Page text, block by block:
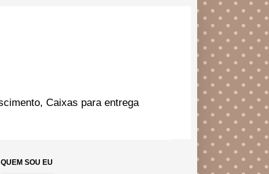
Caixas para entrega
QUEM SOU EU